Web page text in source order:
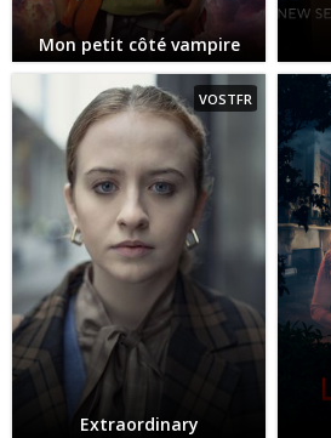
Mon petit côté vampire
VOSTFR
Extraordinary